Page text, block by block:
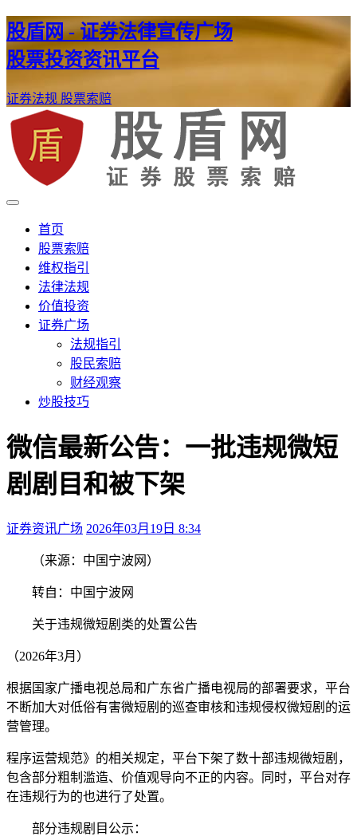
股盾网 - 证券法律宣传广场
股票投资资讯平台
证券法规 股票索赔
股盾网
证券股票维权网
首页
股票索赔
维权指引
法律法规
价值投资
证券广场
法规指引
股民索赔
财经观察
炒股技巧
微信最新公告：一批违规微短
剧剧目和被下架
证券资讯广场 2026年03月19日 8:34
（来源：中国宁波网）
转自：中国宁波网
关于违规微短剧类的处置公告
（2026年3月）
根据国家广播电视总局和广东省广播电视局的部署要求，平台
不断加大对低俗有害微短剧的巡查审核和违规侵权微短剧的运
营管理。
程序运营规范》的相关规定，平台下架了数十部违规微短剧，
包含部分粗制滥造、价值观导向不正的内容。同时，平台对存
在违规行为的也进行了处置。
部分违规剧目公示：